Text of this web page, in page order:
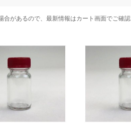
があるので、最新情報はカート画面でご確認